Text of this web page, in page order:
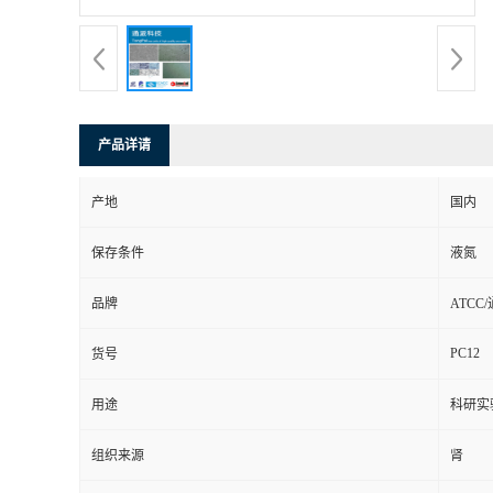
产品详请
产地 国内
保存条件 液氮
品牌 ATCC/
货号 PC12
用途 科研实
组织来源 肾